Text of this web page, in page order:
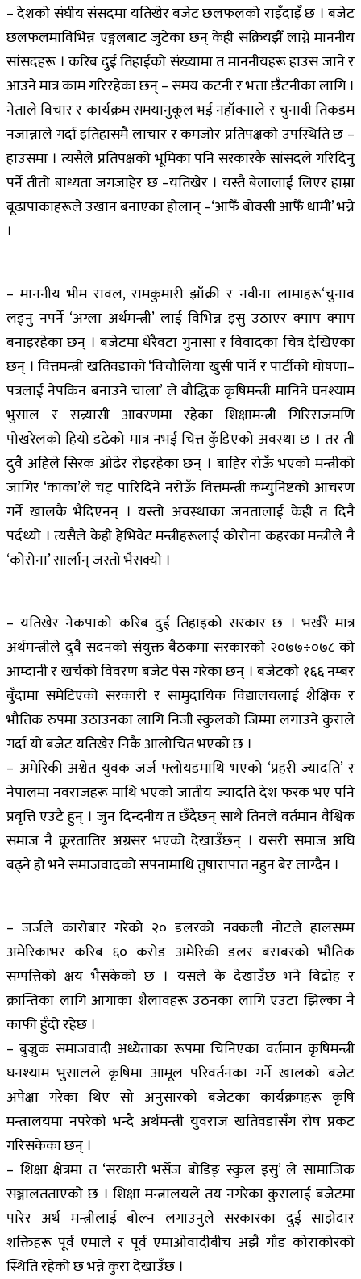
– देशको संघीय संसदमा यतिखेर बजेट छलफलको राइँदाइँ छ । बजेट
छलफलमाविभिन्न एङ्गलबाट जुटेका छन् केही सक्रियझैँ लाग्ने माननीय
सांसदहरू । करिब दुई तिहाईको संख्यामा त माननीयहरू हाउस जाने र
आउने मात्र काम गरिरहेका छन् – समय कटनी र भत्ता छँटनीका लागि ।
नेताले विचार र कार्यक्रम समयानुकूल भई नहाँक्नाले र चुनावी तिकडम
नजान्नाले गर्दा इतिहासमै लाचार र कमजोर प्रतिपक्षको उपस्थिति छ –
हाउसमा । त्यसैले प्रतिपक्षको भूमिका पनि सरकारकै सांसदले गरिदिनु
पर्ने तीतो बाध्यता जगजाहेर छ –यतिखेर । यस्तै बेलालाई लिएर हाम्रा
बूढापाकाहरूले उखान बनाएका होलान् –‘आफैँ बोक्सी आफैँ धामी’ भन्ने
।
– माननीय भीम रावल, रामकुमारी झाँक्री र नवीना लामाहरू‘चुनाव
लड्नु नपर्ने ‘अग्ला अर्थमन्त्री’ लाई विभिन्न इसु उठाएर क्पाप क्पाप
बनाइरहेका छन् । बजेटमा धेरैवटा गुनासा र विवादका चित्र देखिएका
छन् । वित्तमन्त्री खतिवडाको ‘विचौलिया खुसी पार्ने र पार्टीको घोषणा–
पत्रलाई नेपकिन बनाउने चाला’ ले बौद्धिक कृषिमन्त्री मानिने घनश्याम
भुसाल र सन्न्यासी आवरणमा रहेका शिक्षामन्त्री गिरिराजमणि
पोखरेलको हियो डढेको मात्र नभई चित्त कुँडिएको अवस्था छ । तर ती
दुवै अहिले सिरक ओढेर रोइरहेका छन् । बाहिर रोऊँ भएको मन्त्रीको
जागिर ‘काका’ले चट् पारिदिने नरोऊँ वित्तमन्त्री कम्युनिष्टको आचरण
गर्ने खालकै भैदिएनन् । यस्तो अवस्थाका जनतालाई केही त दिनै
पर्दथ्यो । त्यसैले केही हेभिवेट मन्त्रीहरूलाई कोरोना कहरका मन्त्रीले नै
‘कोरोना’ सार्लान् जस्तो भैसक्यो ।
– यतिखेर नेकपाको करिब दुई तिहाइको सरकार छ । भर्खरै मात्र
अर्थमन्त्रीले दुवै सदनको संयुक्त बैठकमा सरकारको २०७७÷०७८ को
आम्दानी र खर्चको विवरण बजेट पेस गरेका छन् । बजेटको १६६ नम्बर
बुँदामा समेटिएको सरकारी र सामुदायिक विद्यालयलाई शैक्षिक र
भौतिक रुपमा उठाउनका लागि निजी स्कुलको जिम्मा लगाउने कुराले
गर्दा यो बजेट यतिखेर निकै आलोचित भएको छ ।
– अमेरिकी अश्वेत युवक जर्ज फ्लोयडमाथि भएको ‘प्रहरी ज्यादति’ र
नेपालमा नवराजहरू माथि भएको जातीय ज्यादति देश फरक भए पनि
प्रवृत्ति एउटै हुन् । जुन दिन्दनीय त छँदैछन् साथै तिनले वर्तमान वैश्विक
समाज नै क्रूरतातिर अग्रसर भएको देखाउँछन् । यसरी समाज अघि
बढ्ने हो भने समाजवादको सपनामाथि तुषारापात नहुन बेर लाग्दैन ।
– जर्जले कारोबार गरेको २० डलरको नक्कली नोटले हालसम्म
अमेरिकाभर करिब ६० करोड अमेरिकी डलर बराबरको भौतिक
सम्पत्तिको क्षय भैसकेको छ । यसले के देखाउँछ भने विद्रोह र
क्रान्तिका लागि आगाका शैलावहरू उठनका लागि एउटा झिल्का नै
काफी हुँदो रहेछ ।
– बुज्रुक समाजवादी अध्येताका रूपमा चिनिएका वर्तमान कृषिमन्त्री
घनश्याम भुसालले कृषिमा आमूल परिवर्तनका गर्ने खालको बजेट
अपेक्षा गरेका थिए सो अनुसारको बजेटका कार्यक्रमहरू कृषि
मन्त्रालयमा नपरेको भन्दै अर्थमन्त्री युवराज खतिवडासँग रोष प्रकट
गरिसकेका छन् ।
– शिक्षा क्षेत्रमा त ‘सरकारी भर्सेज बोडिङ् स्कुल इसु’ ले सामाजिक
सञ्जालतताएको छ । शिक्षा मन्त्रालयले तय नगरेका कुरालाई बजेटमा
पारेर अर्थ मन्त्रीलाई बोल्न लगाउनुले सरकारका दुई साझेदार
शक्तिहरू पूर्व एमाले र पूर्व एमाओवादीबीच अझै गाँड कोराकोरको
स्थिति रहेको छ भन्ने कुरा देखाउँछ ।